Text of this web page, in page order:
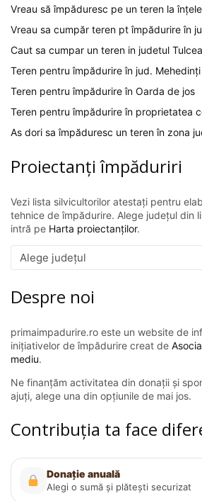
Vreau să împăduresc pe un teren la
Vreau sa cumpăr teren pt împădurire în
Caut sa cumpar un teren in judetul
Teren pentru împădurire în jud. Mehedinți
Teren pentru împădurire în Oarda de jos
Teren pentru împădurire în proprietatea
As dori sa împăduresc un teren în zona
Proiectanți împăduriri
Vezi lista silvicultorilor atestați pentru
tehnice de împădurire. Alege județul din
intră pe Harta proiectanților.
Despre noi
primaimpadurire.ro este un website de
inițiativelor de împădurire creat de
mediu.
Ne finanțăm activitatea din donații și
ajuți, alege una din opțiunile de mai jos.
Contribuția ta face
Donație anuală
Alegi o sumă și plătești securizat